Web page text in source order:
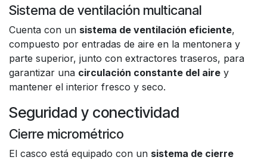
Sistema de ventilación multicanal
Cuenta con un sistema de ventilación eficiente,
compuesto por entradas de aire en la mentonera y
parte superior, junto con extractores traseros, para
garantizar una circulación constante del aire y
mantener el interior fresco y seco.
Seguridad y conectividad
Cierre micrométrico
El casco está equipado con un sistema de cierre